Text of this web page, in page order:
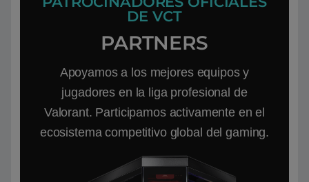
DE VCT
PARTNERS
Apoyamos a los mejores equipos y
jugadores en la liga profesional de
Valorant. Participamos activamente en el
ecosistema competitivo global del gaming.